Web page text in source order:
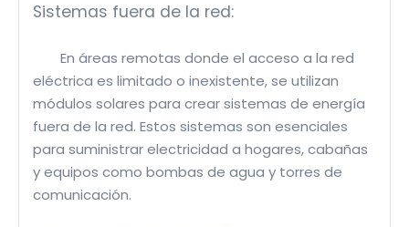
Sistemas fuera de la red:
En áreas remotas donde el acceso a la red
eléctrica es limitado o inexistente, se utilizan
módulos solares para crear sistemas de energía
fuera de la red. Estos sistemas son esenciales
para suministrar electricidad a hogares, cabañas
y equipos como bombas de agua y torres de
comunicación.